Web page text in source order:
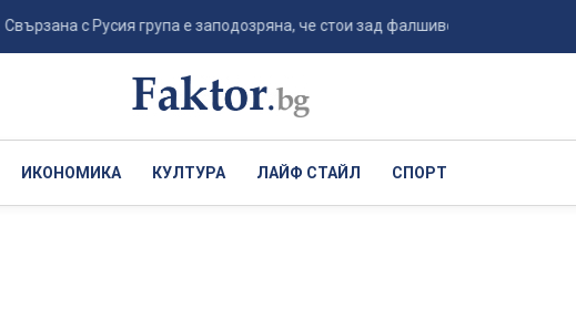
с Русия група е заподозряна, че стои зад фалшиво видео за оставката на ...
ИКОНОМИКА КУЛТУРА ЛАЙФ СТАЙЛ СПОРТ